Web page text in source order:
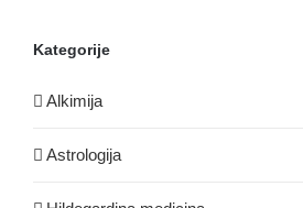
Kategorije
Alkimija
Astrologija